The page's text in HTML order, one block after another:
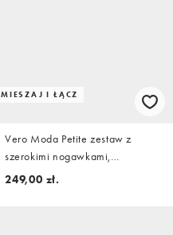
MIESZAJ I ŁĄCZ
Vero Moda Petite zestaw z
szerokimi nogawkami,
dopasowane spodnie w
249,00 zł.